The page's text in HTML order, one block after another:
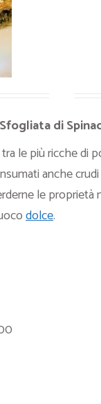
Sfogliata di
le più ricche di
anche
le
dolce.